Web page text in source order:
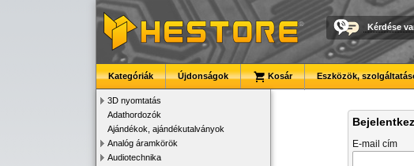
Kérdése
Kategóriák Újdonságok Kosár Eszközök,
3D nyomtatás
Adathordozók
Ajándékok, ajándékutalványok
Analóg áramkörök
Audiotechnika
E-mail cím